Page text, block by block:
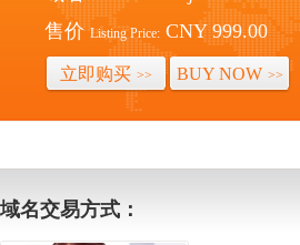
售价 Listing Price: CNY 999.00
立即购买 >> BUY NOW >>
域名交易方式：